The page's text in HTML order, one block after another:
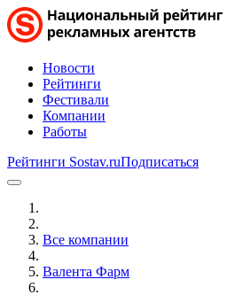
Новости
Рейтинги
Фестивали
Компании
Работы
Рейтинги Sostav.ruПодписаться
Все компании
Валента Фарм